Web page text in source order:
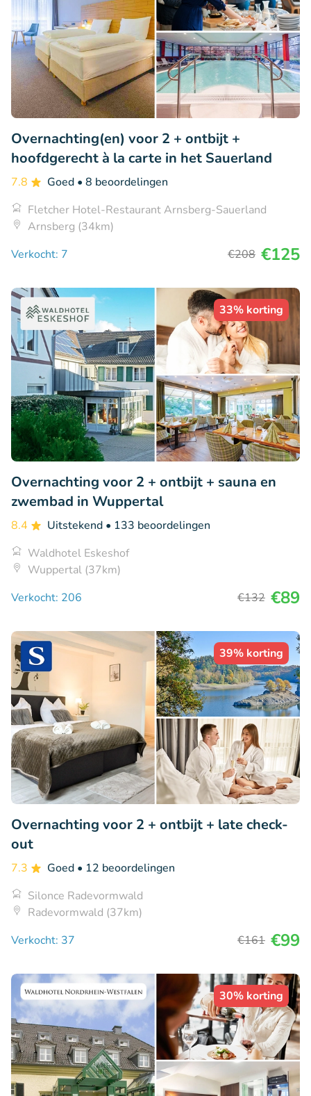
Overnachting(en) voor 2 + ontbijt +
hoofdgerecht à la carte in het Sauerland
7.8 Goed • 8 beoordelingen
Fletcher Hotel-Restaurant Arnsberg-Sauerland
Arnsberg (34km)
Verkocht: 7
€208 €125
33% korting
Overnachting voor 2 + ontbijt + sauna en
zwembad in Wuppertal
8.4 Uitstekend • 133 beoordelingen
Waldhotel Eskeshof
Wuppertal (37km)
Verkocht: 206
€132 €89
39% korting
Overnachting voor 2 + ontbijt + late check-
out
7.3 Goed • 12 beoordelingen
Silonce Radevormwald
Radevormwald (37km)
Verkocht: 37
€161 €99
30% korting